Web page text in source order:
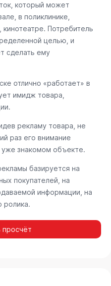
который может
в поликлинике,
Потребитель
целью, и
сделать ему
отлично «работает» в
имидж товара,
рекламу товара, не
раз его внимание
уже знакомом объекте.
базируется на
покупателей, на
информации, на
ролика.
просчёт